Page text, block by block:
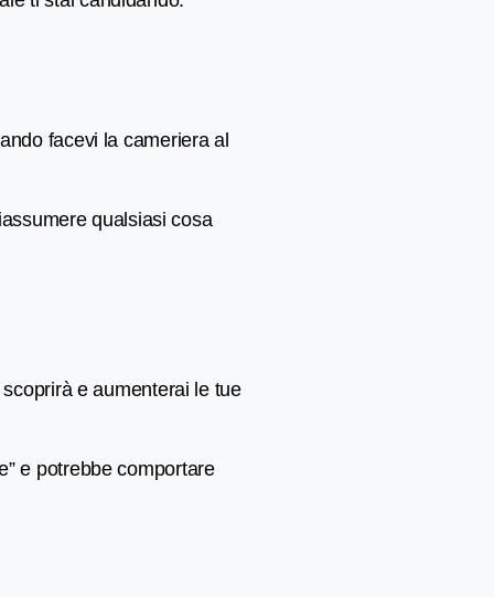
facevi la cameriera al
qualsiasi cosa
e aumenterai le tue
e potrebbe comportare